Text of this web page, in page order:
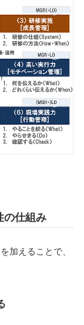
の仕組み
加えることで、